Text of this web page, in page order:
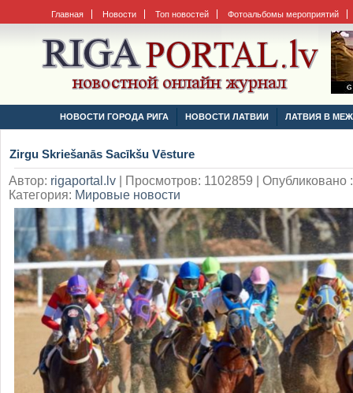
Главная Новости Топ новостей Фотоальбомы мероприятий
НОВОСТИ ГОРОДА РИГА НОВОСТИ ЛАТВИИ ЛАТВИЯ В
Zirgu Skriešanās Sacīkšu Vēsture
Автор: rigaportal.lv
Просмотров: 1102859 | Опубликовано
Категория: Мировые новости